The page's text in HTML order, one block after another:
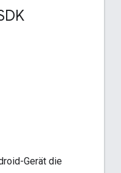
Gerät die